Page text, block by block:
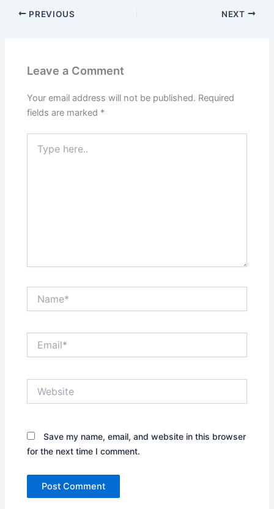
PREVIOUS NEXT
Leave a Comment
Your email address will not be published. Required
fields are marked *
here..
Save my name, email, and website in this browser
for the next time I comment.